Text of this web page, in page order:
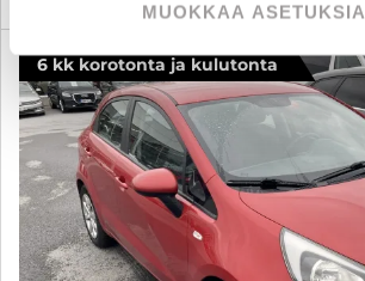
MUOKKAA ASETUKSIA
6 kk korotonta ja kulutonta